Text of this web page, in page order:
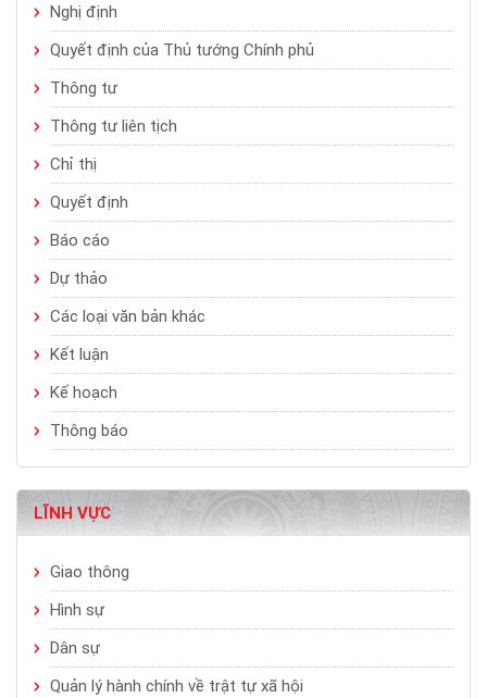
Nghị định
Quyết định của Thủ tướng Chính phủ
Thông tư
Thông tư liên tịch
Chỉ thị
Quyết định
Báo cáo
Dự thảo
Các loại văn bản khác
Kết luận
Kế hoạch
Thông báo
LĨNH VỰC
Giao thông
Hình sự
Dân sự
Quản lý hành chính về trật tự xã hội